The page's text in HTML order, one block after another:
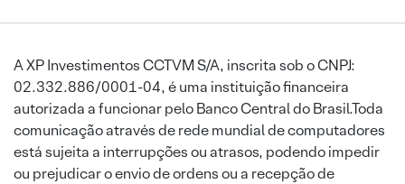
A XP Investimentos CCTVM S/A, inscrita sob o CNPJ:
02.332.886/0001-04, é uma instituição financeira
autorizada a funcionar pelo Banco Central do Brasil.Toda
comunicação através de rede mundial de computadores
está sujeita a interrupções ou atrasos, podendo impedir
ou prejudicar o envio de ordens ou a recepção de